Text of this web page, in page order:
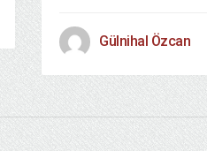
Gülnihal Özcan